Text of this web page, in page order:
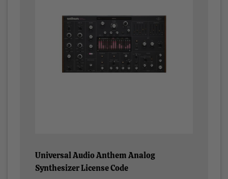
Universal Audio Anthem Analog
Synthesizer License Code